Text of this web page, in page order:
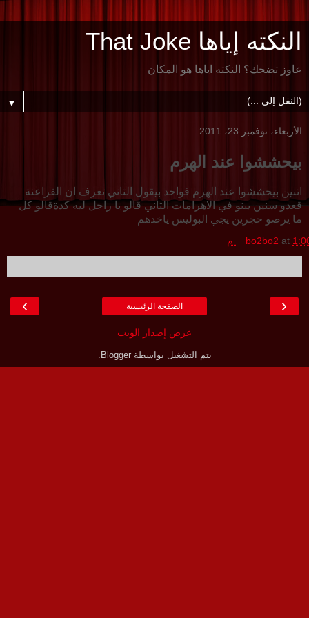
النكته إياها That Joke
عاوز تضحك؟ النكته اياها هو المكان
▼
الأربعاء، نوفمبر 23، 2011
بيحششوا عند الهرم
اتنين بيحششوا عند الهرم فواحد بيقول التاني تعرف ان الفراعنة
قعدو سنين يبنو في الاهرامات التاني قالو يا راجل ليه كدةقالو كل
ما يرصو حجرين يجي البوليس ياخدهم
bo2bo2 at م
‹
› الصفحة الرئيسية
عرض إصدار الويب
يتم التشغيل بواسطةBlogger